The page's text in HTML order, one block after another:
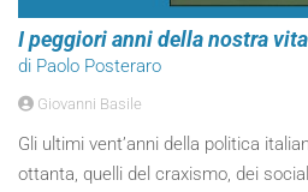
I peggiori anni della nostra
di Paolo Posteraro
Giovanni Basile
Gli ultimi vent’anni della politica
ottanta, quelli del craxismo, dei